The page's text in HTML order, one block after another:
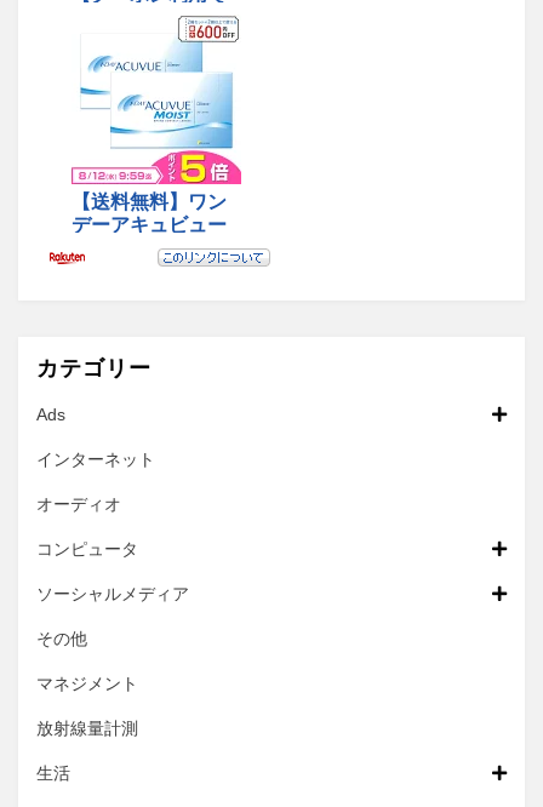
カテゴリー
Ads
インターネット
オーディオ
コンピュータ
ソーシャルメディア
その他
マネジメント
放射線量計測
生活